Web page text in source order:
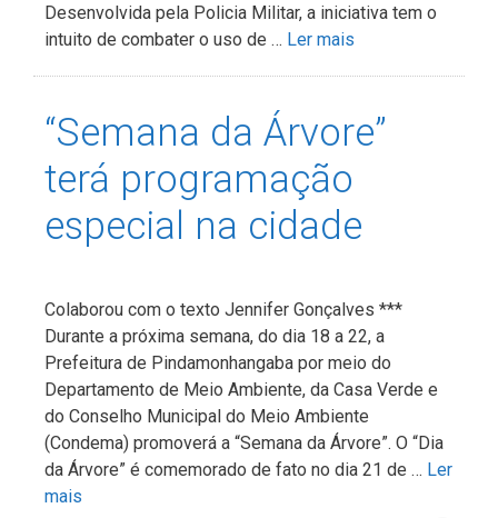
Desenvolvida pela Policia Militar, a iniciativa tem o
intuito de combater o uso de … Ler mais
“Semana da Árvore”
terá programação
especial na cidade
Colaborou com o texto Jennifer Gonçalves ***
Durante a próxima semana, do dia 18 a 22, a
Prefeitura de Pindamonhangaba por meio do
Departamento de Meio Ambiente, da Casa Verde e
do Conselho Municipal do Meio Ambiente
(Condema) promoverá a “Semana da Árvore”. O “Dia
da Árvore” é comemorado de fato no dia 21 de … Ler
mais